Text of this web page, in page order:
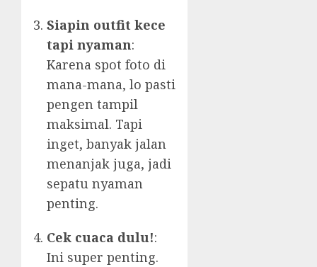
Siapin outfit kece
tapi nyaman:
Karena spot foto di
mana-mana, lo pasti
pengen tampil
maksimal. Tapi
inget, banyak jalan
menanjak juga, jadi
sepatu nyaman
penting.
Cek cuaca dulu!:
Ini super penting.